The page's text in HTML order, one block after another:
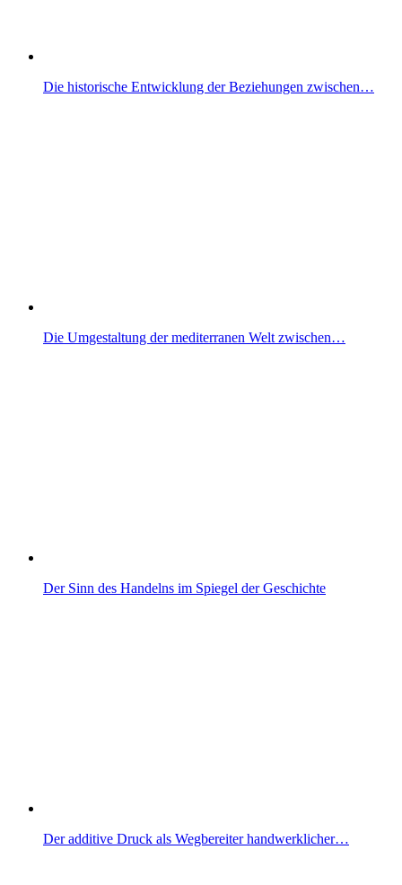
Die historische Entwicklung der Beziehungen zwischen…
Die Umgestaltung der mediterranen Welt zwischen…
Der Sinn des Handelns im Spiegel der Geschichte
Der additive Druck als Wegbereiter handwerklicher…